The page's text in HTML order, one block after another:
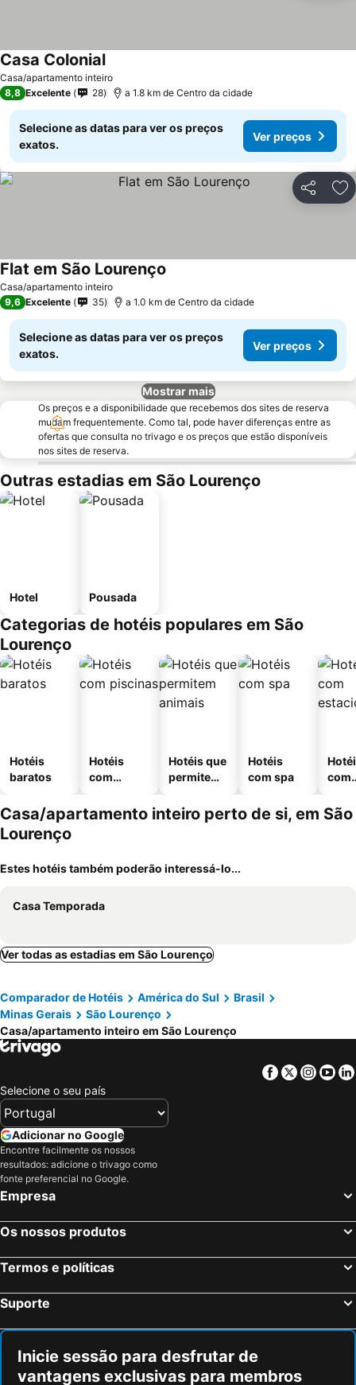
Casa/apartamento inteiro
Casa Colonial
8,8 Excelente 28 a 1.8 km de Centro da cidade
Selecione as datas para ver os preços
exatos.
Ver preços
Partilhar
Casa/apartamento inteiro
Flat em São Lourenço
9,6 Excelente 35 a 1.0 km de Centro da cidade
Selecione as datas para ver os preços
exatos.
Ver preços
Mostrar mais
Os preços e a disponibilidade que recebemos dos sites de reserva
mudam frequentemente. Como tal, pode haver diferenças entre as
ofertas que consulta no trivago e os preços que estão disponíveis
nos sites de reserva.
Outras estadias em São Lourenço
Hotel Pousada
Categorias de hotéis populares em São
Lourenço
Hotéis
baratos
Hotéis
com
Hotéis que
permitem
Hotéis
com spa
com
Casa/apartamento inteiro perto de si, em São
Lourenço
Estes hotéis também poderão interessá-lo...
Casa Temporada
Ver todas as estadias em São Lourenço
Comparador de Hotéis América do Sul
Brasil
Minas Gerais
São Lourenço
Casa/apartamento inteiro em São Lourenço
Facebook
Twitter
Selecione o seu país
Adicionar no Google
Encontre facilmente os nossos
resultados: adicione o trivago como
fonte preferencial no Google.
Empresa
Os nossos produtos
Termos e políticas
Suporte
Inicie sessão para desfrutar de
vantagens exclusivas para membros